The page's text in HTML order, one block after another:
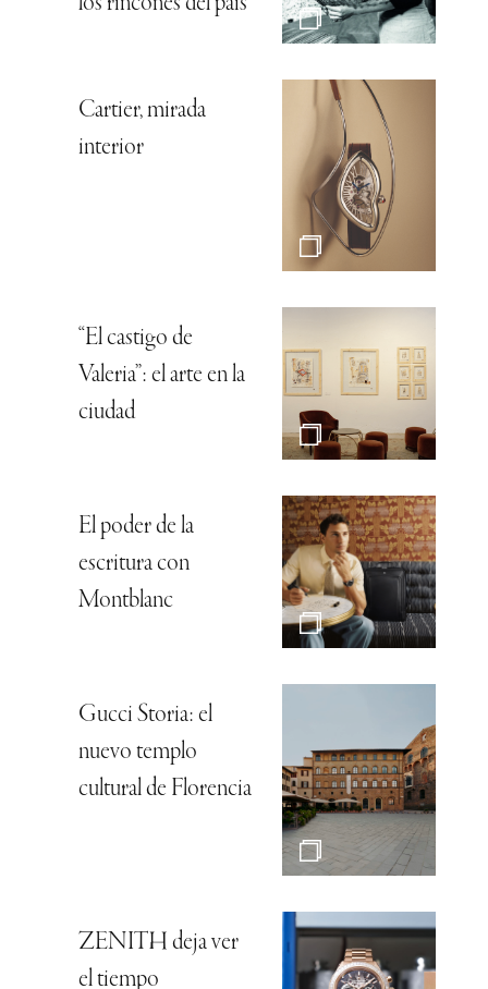
Cartier, mirada
interior
“El castigo de
Valeria”: el arte en la
ciudad
El poder de la
escritura con
Montblanc
Gucci Storia: el
nuevo templo
cultural de Florencia
ZENITH deja ver
el tiempo